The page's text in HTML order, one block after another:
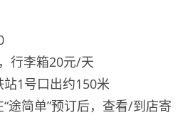
行李箱20元/天
1号口出约150米
“途简单”预订后，查看/到店寄